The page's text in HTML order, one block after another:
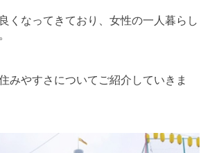
くなってきており、女性の一人暮らし
みやすさについてご紹介していきま